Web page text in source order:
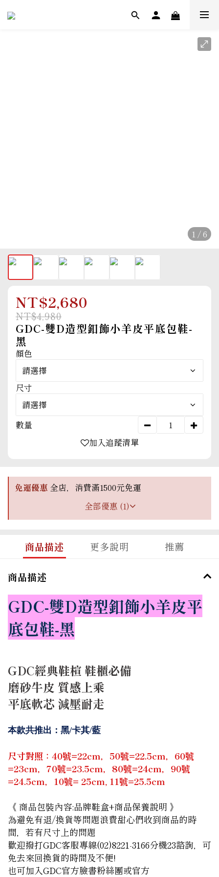
1 / 6
NT$2,680
NT$4,980
GDC-雙D造型釦飾小羊皮平底包鞋-
黑
顏色
尺寸
數量
加入追蹤清單
免運優惠 全店，消費滿1500元免運
全部優惠 (1)
商品描述 更多說明 推薦
商品描述
GDC-雙D造型釦飾小羊皮平
底包鞋-黑
GDC經典鞋楦 鞋櫃必備
磨砂牛皮 質感上乘
平底軟芯 減壓耐走
本款共推出：黑/卡其/藍
尺寸對照：40號=22cm，50號=22.5cm，60號
=23cm，70號=23.5cm，80號=24cm，90號
=24.5cm，10號= 25cm, 11號=25.5cm
《 商品包裝內容:品牌鞋盒+商品保養說明 》
為避免有退/換貨等問題浪費甜心們收到商品的時
間，若有尺寸上的問題
歡迎撥打GDC客服專線(02)8221-3166分機23諮詢，可
免去來回換貨的時間及不便!
也可加入GDC官方臉書粉絲團或官方